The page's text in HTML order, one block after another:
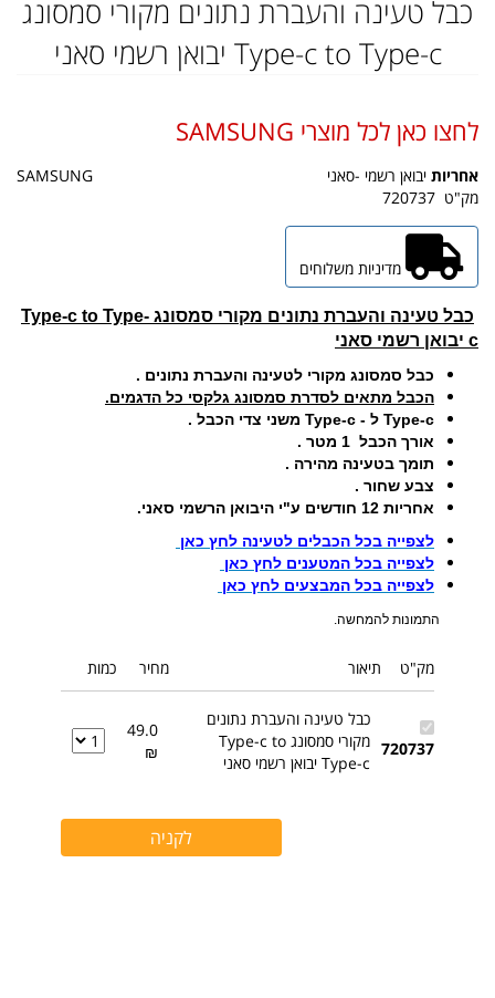
כבל טעינה והעברת נתונים מקורי סמסונג
Type-c to Type-c יבואן רשמי סאני
לחצו כאן לכל מוצרי SAMSUNG
SAMSUNG אחריות יבואן רשמי -סאני
מק"ט 720737
כבל טעינה והעברת נתונים מקורי סמסונג Type-c to Type-
c יבואן רשמי סאני
כבל סמסונג מקורי לטעינה והעברת נתונים .
הכבל מתאים לסדרת סמסונג גלקסי כל הדגמים.
Type-c ל - Type-c משני צדי הכבל .
אורך הכבל 1 מטר .
תומך בטעינה מהירה .
צבע שחור .
אחריות 12 חודשים ע"י היבואן הרשמי סאני.
לצפייה בכל הכבלים לטעינה לחץ כאן
לצפייה בכל המטענים לחץ כאן
לצפייה בכל המבצעים לחץ כאן
התמונות להמחשה.
מק"ט תיאור מחיר כמות
720737
כבל טעינה והעברת נתונים
מקורי סמסונג Type-c to
Type-c יבואן רשמי סאני
49.0
₪